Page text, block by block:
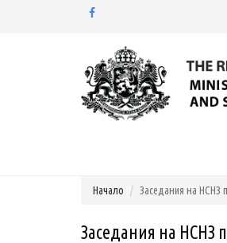
Начало Заседания на НСНЗ
Заседания на НСНЗ